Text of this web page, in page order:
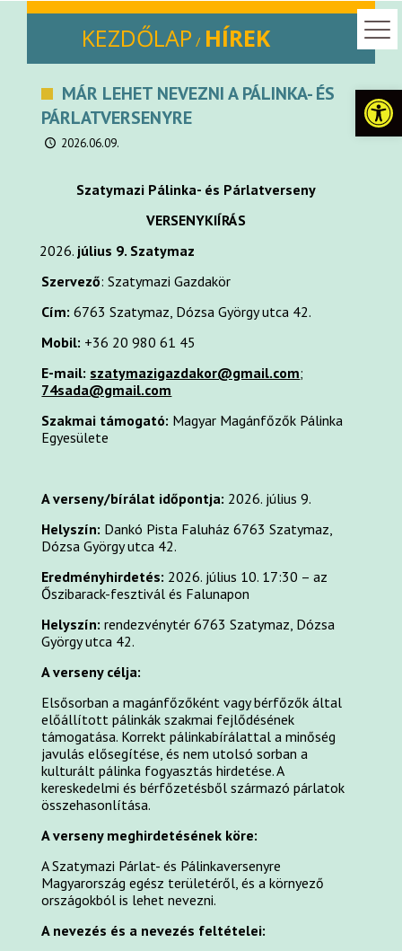
KEZDŐLAP / HÍREK
MÁR LEHET NEVEZNI A PÁLINKA- ÉS
PÁRLATVERSENYRE
2026.06.09.
Szatymazi Pálinka- és Párlatverseny
VERSENYKIÍRÁS
július 9. Szatymaz
Szervező: Szatymazi Gazdakör
Cím:6763 Szatymaz, Dózsa György utca 42.
Mobil: +36 20 980 61 45
E-mail: szatymazigazdakor@gmail.com;
74sada@gmail.com
Szakmai támogató: Magyar Magánfőzők Pálinka
Egyesülete
A verseny/bírálat időpontja: 2026. július 9.
Helyszín: Dankó Pista Faluház 6763 Szatymaz,
Dózsa György utca 42.
Eredményhirdetés: 2026. július 10. 17:30 – az
Őszibarack-fesztivál és Falunapon
Helyszín:rendezvénytér 6763 Szatymaz, Dózsa
György utca 42.
A verseny célja:
Elsősorban a magánfőzőként vagy bérfőzők által
előállított pálinkák szakmai fejlődésének
támogatása. Korrekt pálinkabírálattal a minőség
javulás elősegítése, és nem utolsó sorban a
kulturált pálinka fogyasztás hirdetése. A
kereskedelmi és bérfőzetésből származó párlatok
összehasonlítása.
A verseny meghirdetésének köre:
A Szatymazi Párlat- és Pálinkaversenyre
Magyarország egész területéről, és a környező
országokból is lehet nevezni.
A nevezés és a nevezés feltételei: